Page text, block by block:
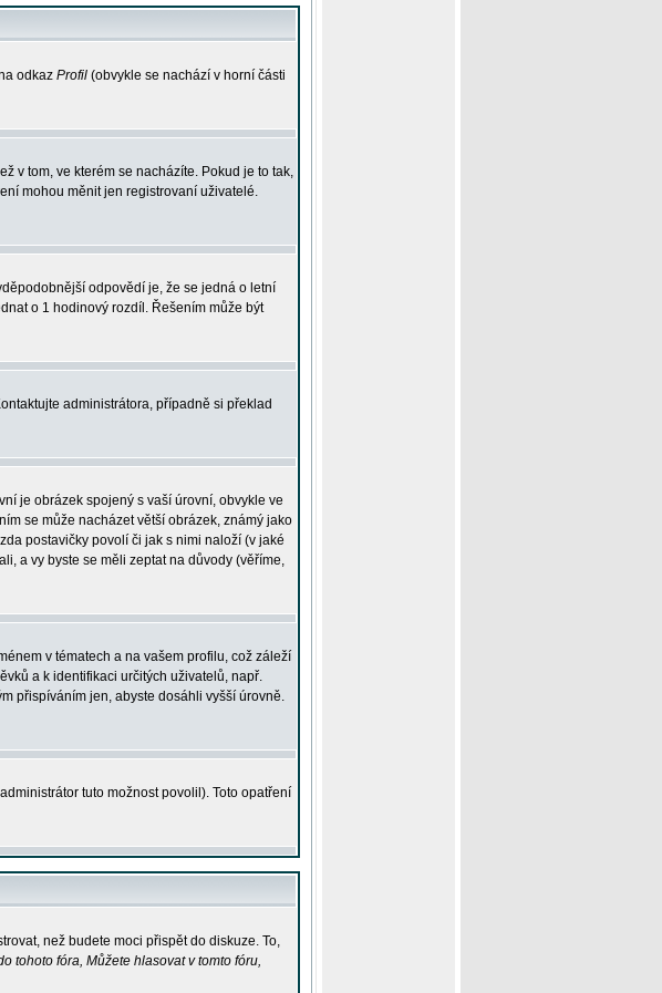
odkaz Profil (obvykle se nachází v horní části
v tom, ve kterém se nacházíte. Pokud je to tak,
mohou měnit jen registrovaní uživatelé.
odpovědí je, že se jedná o letní
o 1 hodinový rozdíl. Řešením může být
administrátora, případně si překlad
je obrázek spojený s vaší úrovní, obvykle ve
se může nacházet větší obrázek, známý jako
postavičky povolí či jak s nimi naloží (v jaké
a vy byste se měli zeptat na důvody (věříme,
v tématech a na vašem profilu, což záleží
a k identifikaci určitých uživatelů, např.
přispíváním jen, abyste dosáhli vyšší úrovně.
tuto možnost povolil). Toto opatření
než budete moci přispět do diskuze. To,
tohoto fóra, Můžete hlasovat v tomto fóru,